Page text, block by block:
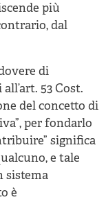
più
dal
di
53 Cost.
del concetto di
per fondarlo
significa
e tale
sistema
è